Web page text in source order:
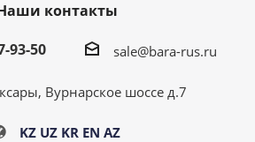
контакты
93-50
sale@bara-rus.ru
Вурнарское шоссе д.7
KZ UZ KR EN AZ